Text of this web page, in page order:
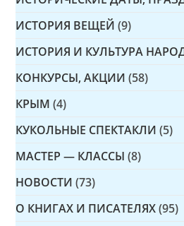
ИСТОРИЯ ВЕЩЕЙ (9)
ИСТОРИЯ И КУЛЬТУРА
КОНКУРСЫ, АКЦИИ (58)
КРЫМ (4)
КУКОЛЬНЫЕ СПЕКТАКЛИ (5)
МАСТЕР — КЛАССЫ (8)
НОВОСТИ (73)
О КНИГАХ И ПИСАТЕЛЯХ (95)